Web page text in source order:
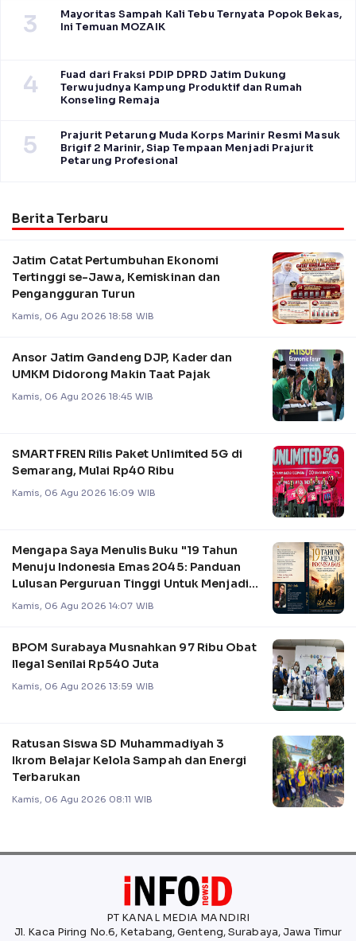
3
Mayoritas Sampah Kali Tebu Ternyata Popok Bekas,
Ini Temuan MOZAIK
4
Fuad dari Fraksi PDIP DPRD Jatim Dukung
Terwujudnya Kampung Produktif dan Rumah
Konseling Remaja
5
Prajurit Petarung Muda Korps Marinir Resmi Masuk
Brigif 2 Marinir, Siap Tempaan Menjadi Prajurit
Petarung Profesional
Berita Terbaru
Jatim Catat Pertumbuhan Ekonomi
Tertinggi se-Jawa, Kemiskinan dan
Pengangguran Turun
Kamis, 06 Agu 2026 18:58 WIB
Ansor Jatim Gandeng DJP, Kader dan
UMKM Didorong Makin Taat Pajak
Kamis, 06 Agu 2026 18:45 WIB
SMARTFREN Rilis Paket Unlimited 5G di
Semarang, Mulai Rp40 Ribu
Kamis, 06 Agu 2026 16:09 WIB
Mengapa Saya Menulis Buku "19 Tahun
Menuju Indonesia Emas 2045: Panduan
Lulusan Perguruan Tinggi Untuk Menjadi
Pemimpin
Kamis, 06 Agu 2026 14:07 WIB
BPOM Surabaya Musnahkan 97 Ribu Obat
Ilegal Senilai Rp540 Juta
Kamis, 06 Agu 2026 13:59 WIB
Ratusan Siswa SD Muhammadiyah 3
Ikrom Belajar Kelola Sampah dan Energi
Terbarukan
Kamis, 06 Agu 2026 08:11 WIB
PT KANAL MEDIA MANDIRI
Jl. Kaca Piring No.6, Ketabang, Genteng, Surabaya, Jawa Timur